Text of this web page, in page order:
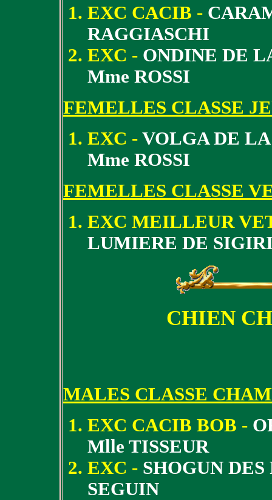
EXC CACIB -
RAGGIASCHI
EXC - ONDINE DE
Mme ROSSI
FEMELLES CLASSE
EXC - VOLGA DE
Mme ROSSI
FEMELLES CLASSE
EXC MEILLEUR
LUMIERE DE
CHIEN
MALES CLASSE
EXC CACIB BOB -
Mlle TISSEUR
EXC - SHOGUN
SEGUIN